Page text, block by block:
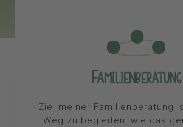
Familienberatung
Ziel meiner Familienberatung
Weg zu begleiten, wie das